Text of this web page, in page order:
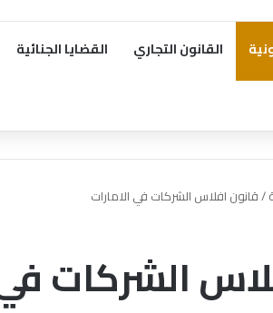
القانون التجاري القضايا الجنائية
/قانون افلاس الشركات في الامارات
الشركات في